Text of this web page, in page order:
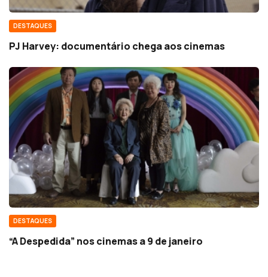
DESTAQUES
PJ Harvey: documentário chega aos cinemas
DESTAQUES
“A Despedida” nos cinemas a 9 de janeiro